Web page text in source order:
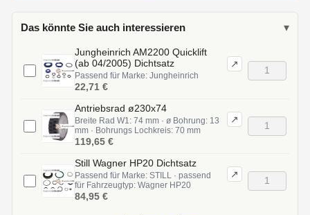
Das könnte Sie auch interessieren ▾
Jungheinrich AM2200 Quicklift
(ab 04/2005) Dichtsatz
Passend für Marke: Jungheinrich
↗
22,71 €
Antriebsrad ø230x74
Breite Rad W1: 74 mm · ø Bohrung: 13
mm · Bohrungs Lochkreis: 70 mm
↗
119,65 €
Still Wagner HP20 Dichtsatz
Passend für Marke: STILL · passend
für Fahrzeugtyp: Wagner HP20
↗
84,95 €